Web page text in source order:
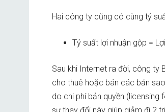
Hai công ty cũng có cùng tỷ
Tỷ suất lợi nhuận gộp =
Sau khi Internet ra đời, công ty
cho thuê hoặc bán các bản
do chi phí bản quyền (licensing